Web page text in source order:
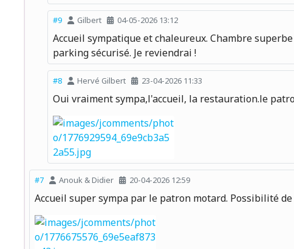
#9 Gilbert 04-05-2026 13:12
Accueil sympatique et chaleureux. Chambre
parking sécurisé. Je reviendrai !
#8 Hervé Gilbert 23-04-2026 11:33
Oui vraiment sympa,l'accueil, la restauration.le
#7 Anouk & Didier 20-04-2026 12:59
Accueil super sympa par le patron motard. Possibilité